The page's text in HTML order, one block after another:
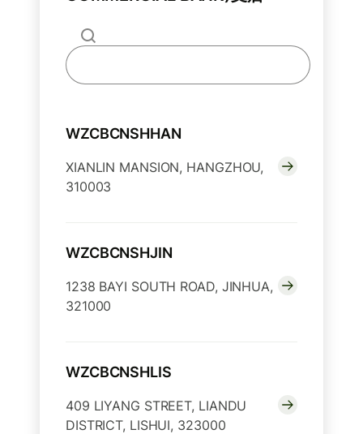
WZCBCNSHHAN
XIANLIN MANSION, HANGZHOU,
310003
WZCBCNSHJIN
1238 BAYI SOUTH ROAD, JINHUA,
321000
WZCBCNSHLIS
409 LIYANG STREET, LIANDU
DISTRICT, LISHUI, 323000